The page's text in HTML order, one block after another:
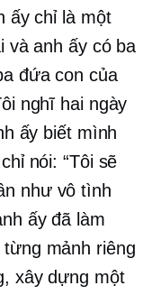
ấy chỉ là một
và anh ấy có ba
đứa con của
nghĩ hai ngày
ấy biết mình
nói: “Tôi sẽ
như vô tình
ấy đã làm
mảnh riêng
xây dựng một